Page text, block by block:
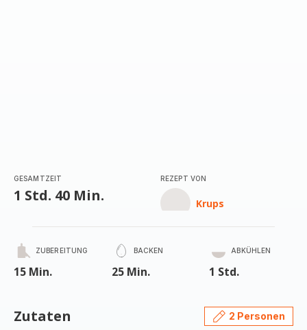
GESAMTZEIT
1 Std. 40 Min.
REZEPT VON
Krups
ZUBEREITUNG
15 Min.
BACKEN
25 Min.
ABKÜHLEN
1 Std.
Zutaten 2 Personen